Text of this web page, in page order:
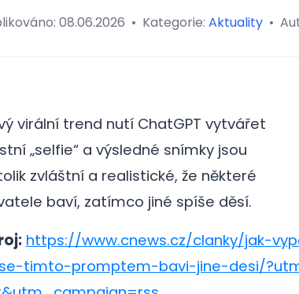
08.06.2026 • Kategorie: Aktuality •
virální trend nutí ChatGPT vytvářet
„selfie“ a výsledné snímky jsou
zvláštní a realistické, že některé
baví, zatímco jiné spíše děsí.
https://www.cnews.cz/clanky/jak-
timto-promptem-bavi-jine-desi/